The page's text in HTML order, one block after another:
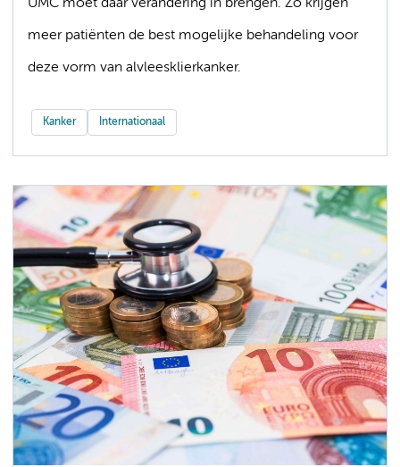
UMC moet daar verandering in brengen. Zo krijgen
meer patiënten de best mogelijke behandeling voor
deze vorm van alvleesklierkanker.
Kanker Internationaal